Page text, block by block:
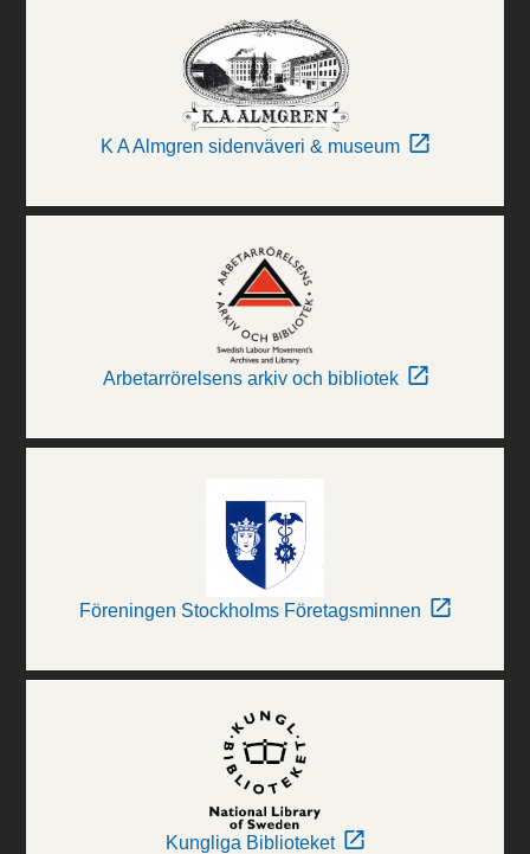
K A Almgren sidenväveri & museum
Arbetarrörelsens arkiv och bibliotek
Föreningen Stockholms Företagsminnen
Kungliga Biblioteket